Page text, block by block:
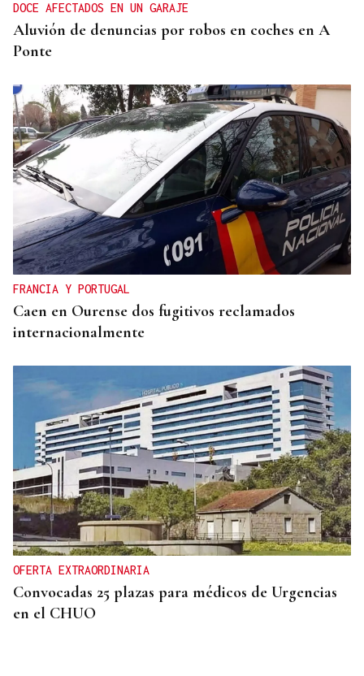
DOCE AFECTADOS EN UN GARAJE
Aluvión de denuncias por robos en coches en A
Ponte
FRANCIA Y PORTUGAL
Caen en Ourense dos fugitivos reclamados
internacionalmente
OFERTA EXTRAORDINARIA
Convocadas 25 plazas para médicos de Urgencias
en el CHUO